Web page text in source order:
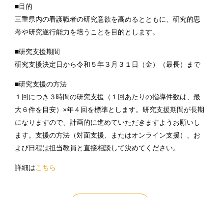
■目的
三重県内の看護職者の研究意欲を高めるとともに、研究的思
考や研究遂行能力を培うことを目的とします。
■研究支援期間
研究支援決定日から令和５年３月３１日（金）（最長）まで
■研究支援の方法
１回につき３時間の研究支援（１回あたりの指導件数は、最
大６件を目安）×年４回を標準とします。研究支援期間が長期
になりますので、計画的に進めていただきますようお願いし
ます。支援の方法（対面支援、またはオンライン支援）、お
よび日程は担当教員と直接相談して決めてください。
詳細はこちら